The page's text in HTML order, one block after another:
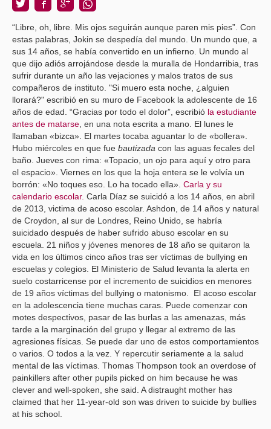
“Libre, oh, libre. Mis ojos seguirán aunque paren mis pies”. Con
estas palabras, Jokin se despedía del mundo. Un mundo que, a
sus 14 años, se había convertido en un infierno. Un mundo al
que dijo adiós arrojándose desde la muralla de Hondarribia, tras
sufrir durante un año las vejaciones y malos tratos de sus
compañeros de instituto. "Si muero esta noche, ¿alguien
llorará?" escribió en su muro de Facebook la adolescente de 16
años de edad. “Gracias por todo el dolor” , escribió la estudiante
antes de matarse , en una nota escrita a mano. El lunes le
llamaban «bizca». El martes tocaba aguantar lo de «bollera».
Hubo miércoles en que fue bautizada con las aguas fecales del
baño. Jueves con rima: «Topacio, un ojo para aquí y otro para
el espacio». Viernes en los que la hoja entera se le volvía un
borrón: «No toques eso. Lo ha tocado ella». Carla y su
calendario escolar. Carla Díaz se suicidó a los 14 años, en abril
de 2013, victima de acoso escolar. Ashdon, de 14 años y natural
de Croydon, al sur de Londres, Reino Unido, se habría
suicidado después de haber sufrido abuso escolar en su
escuela. 21 niños y jóvenes menores de 18 año se quitaron la
vida en los últimos cinco años tras ser víctimas de bullying en
escuelas y colegios. El Ministerio de Salud levanta la alerta en
suelo costarricense por el incremento de suicidios en menores
de 19 años víctimas del bullying o matonismo. El acoso escolar
en la adolescencia tiene muchas caras Puede comenzar con
motes despectivos, pasar de las burlas a las amenazas, más
tarde a la marginación del grupo y llegar al extremo de las
agresiones físicas. Se puede dar uno de estos comportamientos
o varios. O todos a la vez. Y repercutir seriamente a la salud
mental de las víctimas . Thomas Thompson took an overdose of
painkillers after other pupils picked on him because he was
clever and well-spoken, she said. A distraught mother has
claimed that her 11-year-old son was driven to suicide by bullies
at his school.